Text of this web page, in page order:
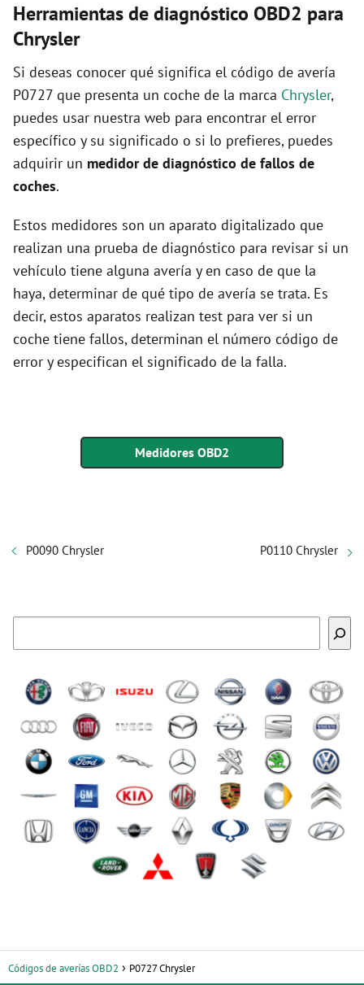
Herramientas de diagnóstico OBD2 para
Chrysler
Si deseas conocer qué significa el código de avería
P0727 que presenta un coche de la marca Chrysler,
puedes usar nuestra web para encontrar el error
específico y su significado o si lo prefieres, puedes
adquirir un medidor de diagnóstico de fallos de
coches.
Estos medidores son un aparato digitalizado que
realizan una prueba de diagnóstico para revisar si un
vehículo tiene alguna avería y en caso de que la
haya, determinar de qué tipo de avería se trata. Es
decir, estos aparatos realizan test para ver si un
coche tiene fallos, determinan el número código de
error y especifican el significado de la falla.
Medidores OBD2
P0090 Chrysler P0110 Chrysler
Códigos de averías OBD2 P0727 Chrysler